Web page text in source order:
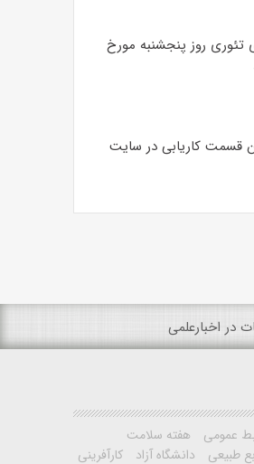
روز پنجشنبه مورخ
قسمت کاریابی در سایت
در اخبارعلمی
عمومی
هفته سلامت
طبیعی دانشگاه آزاد کارآفرینی